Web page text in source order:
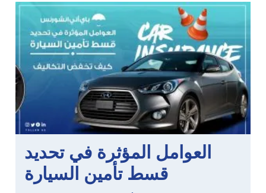
العوامل المؤثرة في تحديد
قسط تأمين السيارة